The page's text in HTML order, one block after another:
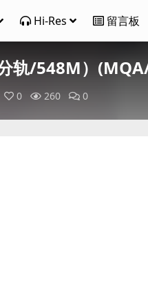
Hi-Res 留言板
轨/548M）
0 260 0